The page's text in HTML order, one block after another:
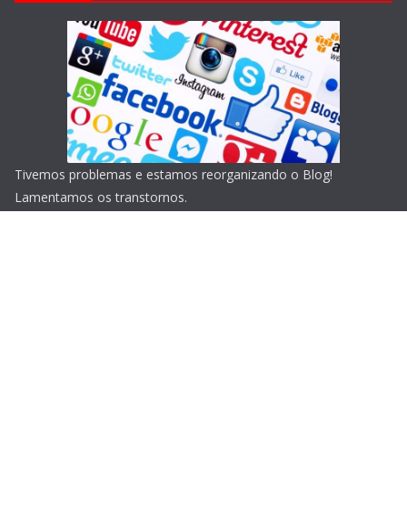
Tivemos problemas e estamos reorganizando o Blog!
Lamentamos os transtornos.